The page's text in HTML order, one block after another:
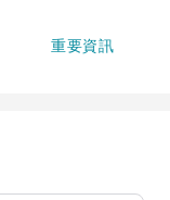
重要資訊